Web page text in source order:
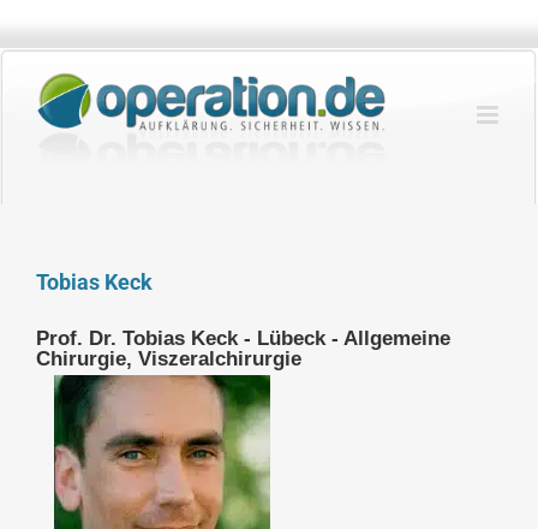
springen
Tobias Keck
Prof. Dr. Tobias Keck - Lübeck - Allgemeine
Chirurgie, Viszeralchirurgie